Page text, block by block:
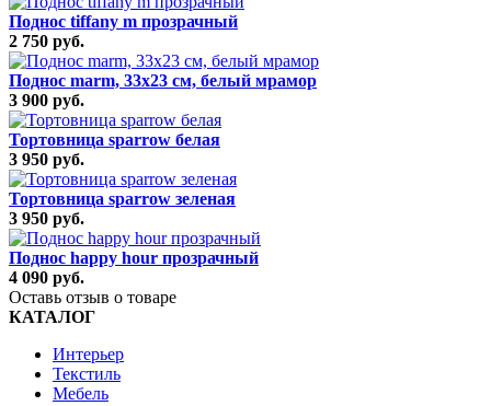
Поднос tiffany m прозрачный
2 750 руб.
Поднос marm, 33х23 см, белый мрамор
3 900 руб.
Тортовница sparrow белая
3 950 руб.
Тортовница sparrow зеленая
3 950 руб.
Поднос happy hour прозрачный
4 090 руб.
Оставь отзыв о товаре
КАТАЛОГ
Интерьер
Текстиль
Мебель